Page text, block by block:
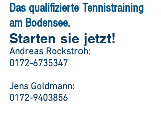
Das qualifizierte Tennistraining
am Bodensee.
Starten sie jetzt!
Andreas Rockstroh:
0172-6735347
Jens Goldmann:
0172-9403856